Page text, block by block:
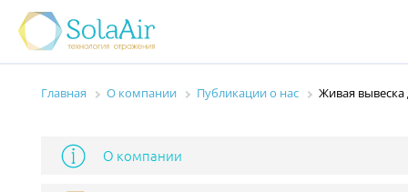
Главная О компании Публикации о нас Живая вывеска
О компании